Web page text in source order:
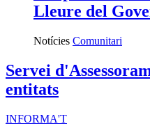
Xarxanet
Actualitat
Tecnologia
Finançament
Xarxanet
Xarxanet
Fes Voluntariat!